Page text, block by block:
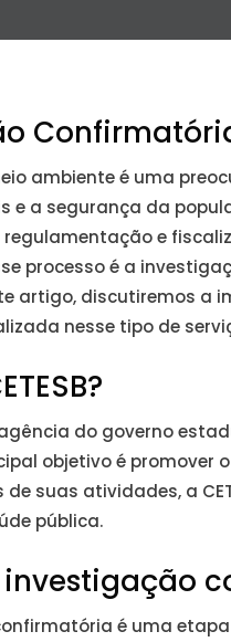
ambiente é uma
e a segurança da
e
processo é a
artigo, discutiremos a
nesse tipo de
agência do governo
objetivo é
de suas atividades, a
pública.
investigação
é uma